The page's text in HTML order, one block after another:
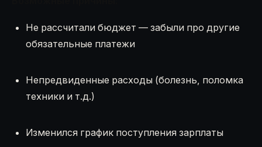
Не рассчитали бюджет — забыли про другие
обязательные платежи
Непредвиденные расходы (болезнь, поломка
техники и т.д.)
Изменился график поступления зарплаты